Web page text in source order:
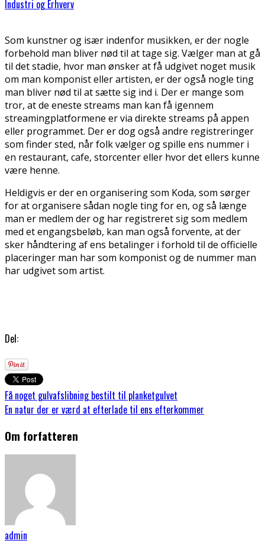
Industri og Erhverv
Som kunstner og især indenfor musikken, er der nogle
forbehold man bliver nød til at tage sig. Vælger man at gå
til det stadie, hvor man ønsker at få udgivet noget musik
om man komponist eller artisten, er der også nogle ting
man bliver nød til at sætte sig ind i. Der er mange som
tror, at de eneste streams man kan få igennem
streamingplatformene er via direkte streams på appen
eller programmet. Der er dog også andre registreringer
som finder sted, når folk vælger og spille ens nummer i
en restaurant, cafe, storcenter eller hvor det ellers kunne
være henne.
Heldigvis er der en organisering som Koda, som sørger
for at organisere sådan nogle ting for en, og så længe
man er medlem der og har registreret sig som medlem
med et engangsbeløb, kan man også forvente, at der
sker håndtering af ens betalinger i forhold til de officielle
placeringer man har som komponist og de nummer man
har udgivet som artist.
Del:
Få noget gulvafslibning bestilt til planketgulvet
En natur der er værd at efterlade til ens efterkommer
Om forfatteren
admin